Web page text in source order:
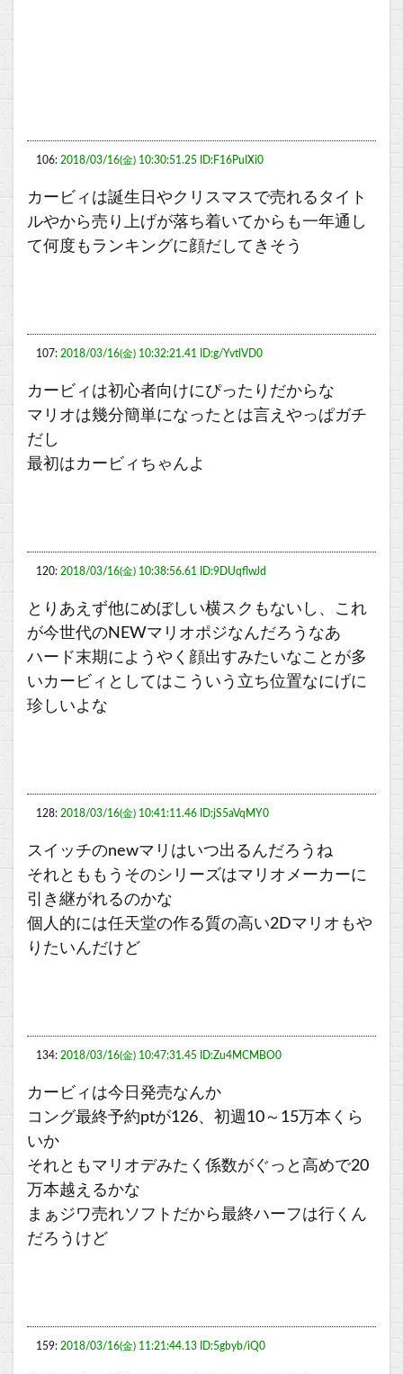
106: 2018/03/16(金) 10:30:51.25 ID:F16PuIXi0
カービィは誕生日やクリスマスで売れるタイト
ルやから売り上げが落ち着いてからも一年通し
て何度もランキングに顔だしてきそう
107: 2018/03/16(金) 10:32:21.41 ID:g/YvtlVD0
カービィは初心者向けにぴったりだからな
マリオは幾分簡単になったとは言えやっぱガチ
だし
最初はカービィちゃんよ
120: 2018/03/16(金) 10:38:56.61 ID:9DUqflwJd
とりあえず他にめぼしい横スクもないし、これ
が今世代のNEWマリオポジなんだろうなあ
ハード末期にようやく顔出すみたいなことが多
いカービィとしてはこういう立ち位置なにげに
珍しいよな
128: 2018/03/16(金) 10:41:11.46 ID:jS5aVqMY0
スイッチのnewマリはいつ出るんだろうね
それとももうそのシリーズはマリオメーカーに
引き継がれるのかな
個人的には任天堂の作る質の高い2Dマリオもや
りたいんだけど
134: 2018/03/16(金) 10:47:31.45 ID:Zu4MCMBO0
カービィは今日発売なんか
コング最終予約ptが126、初週10～15万本くら
いか
それともマリオデみたく係数がぐっと高めで20
万本越えるかな
まぁジワ売れソフトだから最終ハーフは行くん
だろうけど
159: 2018/03/16(金) 11:21:44.13 ID:5gbyb/iQ0